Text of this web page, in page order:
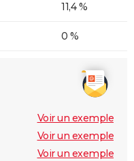
11,4 %
0 %
Voir un exemple
Voir un exemple
Voir un exemple